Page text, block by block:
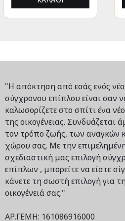
"Η απόκτηση από εσάς ενός
σύγχρονου επίπλου είναι σαν
καλωσορίζετε στο σπίτι ένα
της οικογένειας. Συνδυάζεται
τον τρόπο ζωής, των αναγκών
χώρου σας. Με την
σχεδιαστική μας επιλογή
επίπλων , μπορείτε να είστε
κάνετε τη σωστή επιλογή για
οικογένειά σας."
ΑΡ.ΓΕΜΗ: 161086916000